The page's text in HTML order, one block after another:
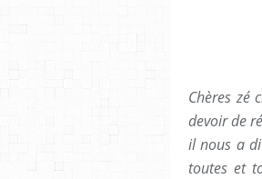
Chères zé
devoir de
il nous a
toutes et